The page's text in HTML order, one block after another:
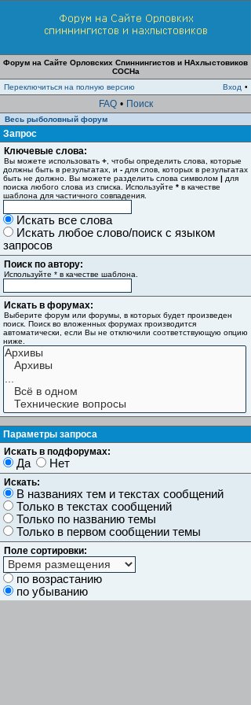
Форум на Сайте Орловских Спиннингистов и НАхлыстовиков
СОСНа
Переключиться на полную версию
Вход •
FAQ • Поиск
Весь рыболовный форум
Запрос
Ключевые слова:
Вы можете использовать + , чтобы определить слова, которые
должны быть в результатах, и - для слов, которых в результатах
быть не должно. Вы можете разделить слова символом | для
поиска любого слова из списка. Используйте * в качестве
шаблона для частичного совпадения.
Искать все слова
Искать любое слово/поиск с языком
запросов
Поиск по автору:
Используйте * в качестве шаблона.
Искать в форумах:
Выберите форум или форумы, в которых будет произведен
поиск. Поиск во вложенных форумах производится
автоматически, если Вы не отключили соответствующую опцию
ниже.
Параметры запроса
Искать в подфорумах:
Да Нет
Искать:
В названиях тем и текстах сообщений
Только в текстах сообщений
Только по названию темы
Только в первом сообщении темы
Поле сортировки:
по возрастанию
по убыванию